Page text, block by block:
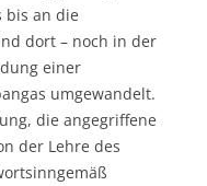
bis an die
dort – noch in der
einer
umgewandelt.
die angegriffene
der Lehre des